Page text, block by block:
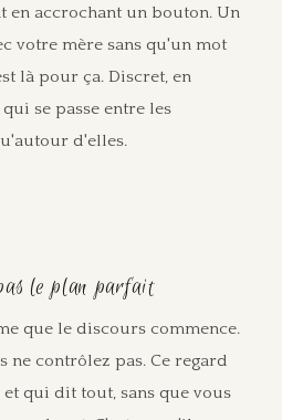
en accrochant un bouton. Un
votre mère sans qu'un mot
là pour ça. Discret, en
se passe entre les
d'elles.
le plan parfait
que le discours commence.
ne contrôlez pas. Ce regard
et qui dit tout, sans que vous